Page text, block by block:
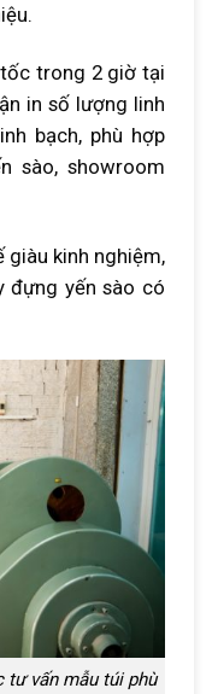
trong 2 giờ tại
in số lượng linh
bạch, phù hợp
sào, showroom
giàu kinh nghiệm,
đựng yến sào có
tư vấn mẫu túi phù